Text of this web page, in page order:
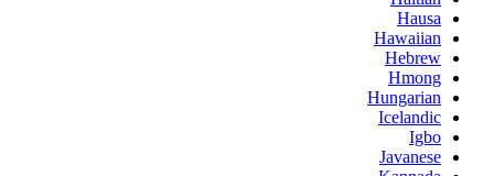
Hausa
Hawaiian
Hebrew
Hmong
Hungarian
Icelandic
Igbo
Javanese